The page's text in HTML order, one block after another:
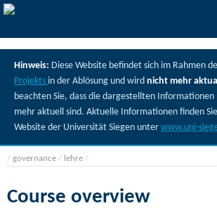
Hinweis: Diese Website befindet sich im Rahmen
Projekts in der Ablösung und wird nicht mehr
beachten Sie, dass die dargestellten
mehr aktuell sind. Aktuelle Informationen finden
Website der Universität Siegen unter www.uni-
/ governance / lehre /
Course overview